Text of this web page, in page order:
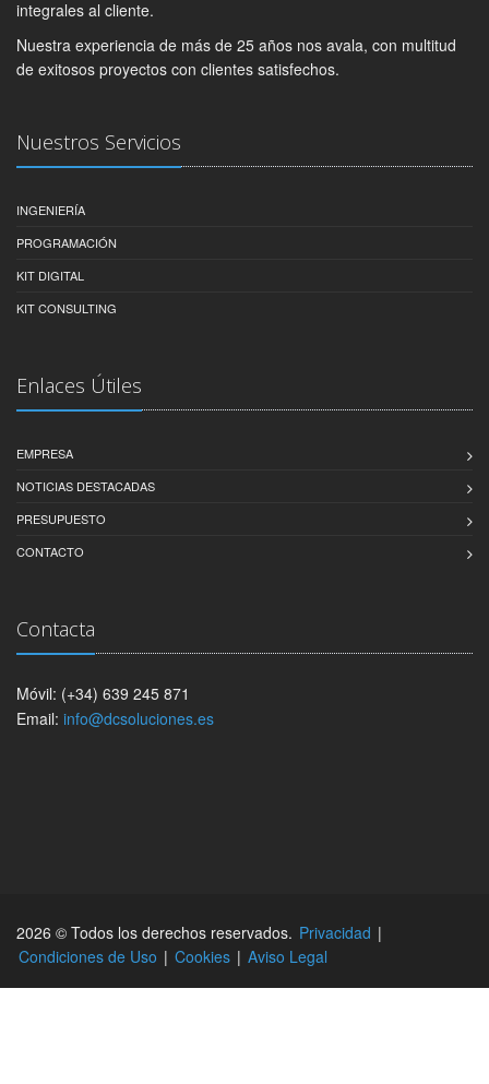
integrales al cliente.
Nuestra experiencia de más de 25 años nos avala, con multitud
de exitosos proyectos con clientes satisfechos.
Nuestros Servicios
INGENIERÍA
PROGRAMACIÓN
KIT DIGITAL
KIT CONSULTING
Enlaces Útiles
EMPRESA
NOTICIAS DESTACADAS
PRESUPUESTO
CONTACTO
Contacta
Móvil: (+34) 639 245 871
Email: info@dcsoluciones.es
2026 © Todos los derechos reservados. Privacidad |
Condiciones de Uso | Cookies | Aviso Legal